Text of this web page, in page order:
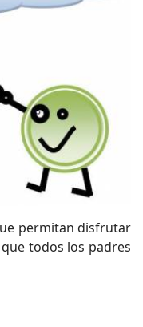
permitan disfrutar
todos los padres